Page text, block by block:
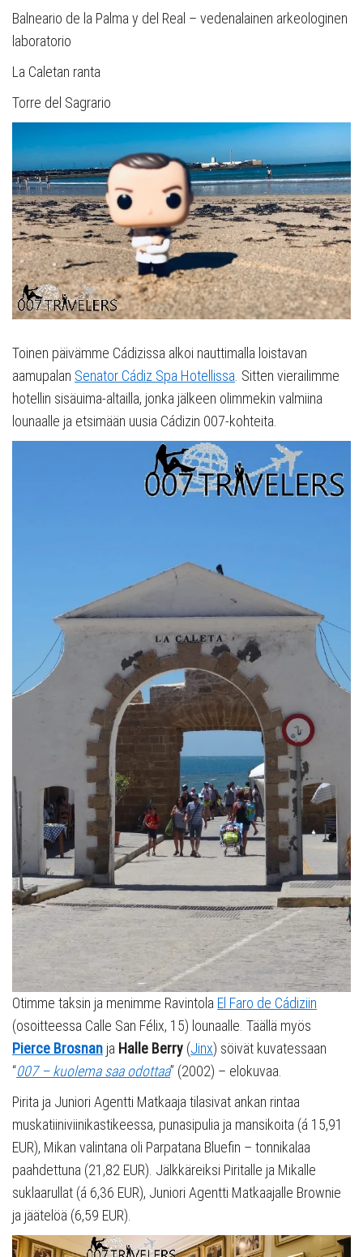
Balneario de la Palma y del Real – vedenalainen arkeologinen
laboratorio
La Caletan ranta
Torre del Sagrario
Toinen päivämme Cádizissa alkoi nauttimalla loistavan
aamupalan Senator Cádiz Spa Hotellissa . Sitten vierailimme
hotellin sisäuima-altailla, jonka jälkeen olimmekin valmiina
lounaalle ja etsimään uusia Cádizin 007-kohteita.
Otimme taksin ja menimme Ravintola El Faro de Cádiziin
(osoitteessa Calle San Félix, 15) lounaalle. Täällä myös
Pierce Brosnan ja Halle Berry (Jinx) söivät kuvatessaan
“007 – kuolema saa odottaa” (2002) – elokuvaa.
Pirita ja Juniori Agentti Matkaaja tilasivat ankan rintaa
muskatiiniviinikastikeessa, punasipulia ja mansikoita (á 15,91
EUR), Mikan valintana oli Parpatana Bluefin – tonnikalaa
paahdettuna (21,82 EUR). Jälkkäreiksi Piritalle ja Mikalle
suklaarullat (á 6,36 EUR), Juniori Agentti Matkaajalle Brownie
ja jäätelöä (6,59 EUR).